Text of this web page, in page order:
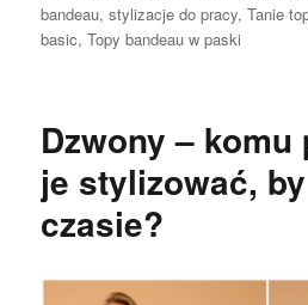
bandeau,stylizacje do pracy,Tanie
basic,Topy bandeau w paski
Dzwony –
je stylizować,
czasie?